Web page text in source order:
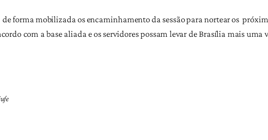
forma mobilizada os encaminhamento da sessão para nortear os
com a base aliada e os servidores possam levar de Brasília mais